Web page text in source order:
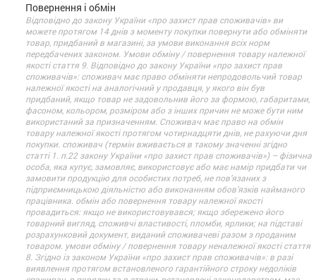
Повернення і обмін
Відповідно до закону України «про захист прав споживачів» ви
можете протягом 14 днів з моменту покупки повернути або обміняти
товар, придбаний в магазині, за умови виконання всіх норм
передбачених законом. Умови обміну / повернення товару належної
якості стаття 9. Відповідно до закону України «про захист прав
споживачів»: споживач має право обміняти непродовольчий товар
належної якості на аналогічний у продавця, у якого він був
придбаний, якщо товар не задовольнив його за формою, габаритами,
фасоном, кольором, розміром або з інших причин не може бути ним
використаний за призначенням. Споживач має право на обмін
товару належної якості протягом чотирнадцяти днів, не рахуючи дня
покупки. споживач (термін вживається в такому значенні згідно
статті 1. п.22 закону України «про захист прав споживачів») – фізична
особа, яка купує, замовляє, використовує або має намір придбати чи
замовити продукцію для особистих потреб, не пов’язаних з
підприємницькою діяльністю або виконанням обов’язків найманого
працівника. обмін або повернення товару належної якості
провадиться: якщо не використовувався; якщо збережено його
товарний вигляд, споживчі властивості, пломби, ярлики; на підставі
розрахунковий документ, виданий споживачеві разом з проданим
товаром. умови обміну / повернення товару неналежної якості стаття
8. Згідно із законом України «про захист прав споживачів»: в разі
виявлення протягом встановленого гарантійного строку недоліків